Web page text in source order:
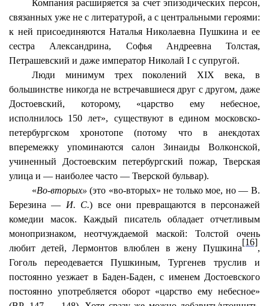
Компания расширяется за счет эпизодических персон,
связанных уже не с литературой, а с центральными героями:
к ней присоединяются Наталья Николаевна Пушкина и ее
сестра Александрина, Софья Андреевна Толстая,
Петрашевский и даже император Николай I с супругой.
Люди минимум трех поколений XIX века, в
большинстве никогда не встречавшиеся друг с другом, даже
Достоевский, которому, «царство ему небесное,
исполнилось 150 лет», существуют в едином московско-
петербургском хронотопе (потому что в анекдотах
вперемежку упоминаются салон Зинаиды Волконской,
учиненный Достоевским петербургский пожар, Тверская
улица и — наиболее часто — Тверской бульвар).
«Во-вторых» (это «во-вторых» не только мое, но — В.
Березина — И. С.) все они превращаются в персонажей
комедии масок. Каждый писатель обладает отчетливым
монопризнаком, неотчуждаемой маской: Толстой очень
любит детей, Лермонтов влюблен в жену Пушкина
[16]
,
Гоголь переодевается Пушкиным, Тургенев труслив и
постоянно уезжает в Баден-Баден, с именем Достоевского
постоянно употребляется оборот «царство ему небесное»